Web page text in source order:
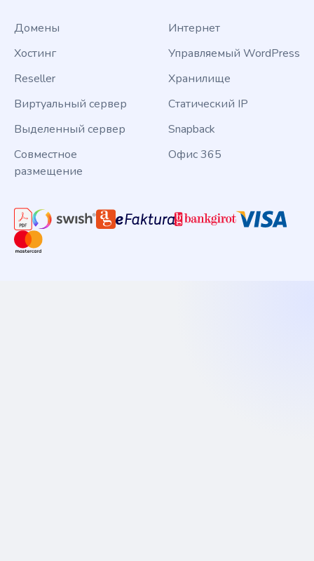
Домены
Хостинг
Reseller
Виртуальный сервер
Выделенный сервер
Совместное
размещение
Интернет
Управляемый WordPress
Хранилище
Статический IP
Snapback
Офис 365